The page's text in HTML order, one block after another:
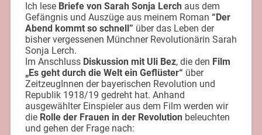
Ich lese Briefe von Sarah Sonja Lerchaus dem
Gefängnis und Auszüge aus meinem Roman “Der
Abend kommt so schnell” über das Leben der
bisher vergessenen Münchner Revolutionärin Sarah
Sonja Lerch.
Im AnschlussDiskussion mit Uli Bez, die den Film
„Es geht durch die Welt ein Geflüster“ über
ZeitzeugInnen der bayerischen Revolution und
Republik 1918/19 gedreht hat. Anhand
ausgewählter Einspieler aus dem Film werden wir
dieRolle der Frauen in der Revolutionbeleuchten
und gehen der Frage nach: